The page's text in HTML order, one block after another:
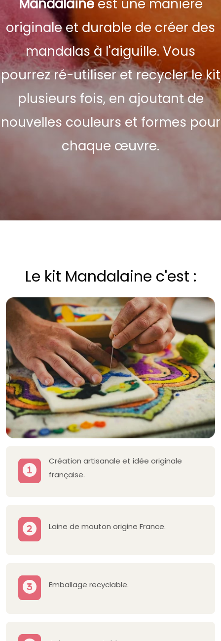
Mandalaineest une manière
originale et durable de créer des
mandalas à l'aiguille. Vous
pourrez ré-utiliser et recycler le kit
plusieurs fois, en ajoutant de
nouvelles couleurs et formes pour
chaque œuvre.
Le kit Mandalaine c'est :
Création artisanale et idée originale
française.
Laine de mouton origine France.
Emballage recyclable.